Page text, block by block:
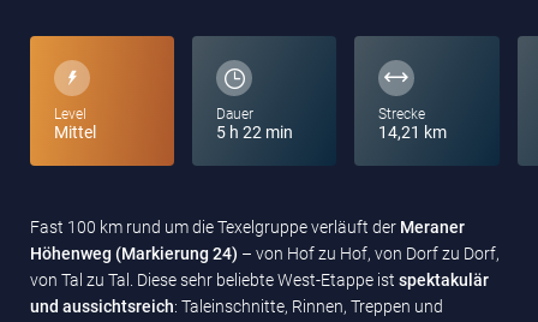
Level
Mittel
Dauer
5 h 22 min
Strecke
14,21 km
Fast 100 km rund um die Texelgruppe verläuft der Meraner
Höhenweg (Markierung 24) – von Hof zu Hof, von Dorf zu Dorf,
von Tal zu Tal. Diese sehr beliebte West-Etappe ist spektakulär
und aussichtsreich: Taleinschnitte, Rinnen, Treppen und